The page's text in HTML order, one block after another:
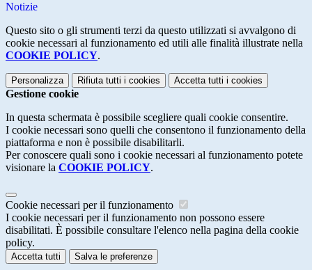
Notizie
Questo sito o gli strumenti terzi da questo utilizzati si avvalgono di
cookie necessari al funzionamento ed utili alle finalità illustrate nella
COOKIE POLICY.
Personalizza Rifiuta tutti i cookies Accetta tutti i cookies
Gestione cookie
In questa schermata è possibile scegliere quali cookie consentire.
I cookie necessari sono quelli che consentono il funzionamento della
piattaforma e non è possibile disabilitarli.
Per conoscere quali sono i cookie necessari al funzionamento potete
visionare la COOKIE POLICY.
Cookie necessari per il funzionamento
I cookie necessari per il funzionamento non possono essere
disabilitati. È possibile consultare l'elenco nella pagina della cookie
policy.
Accetta tutti Salva le preferenze